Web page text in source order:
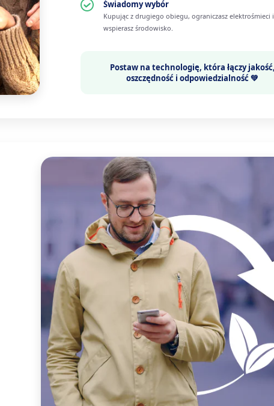
Świadomy wybór
Kupując z drugiego obiegu, ograniczasz elektrośmieci i
wspierasz środowisko.
Postaw na technologię, która łączy
oszczędność i odpowiedzialność 💚